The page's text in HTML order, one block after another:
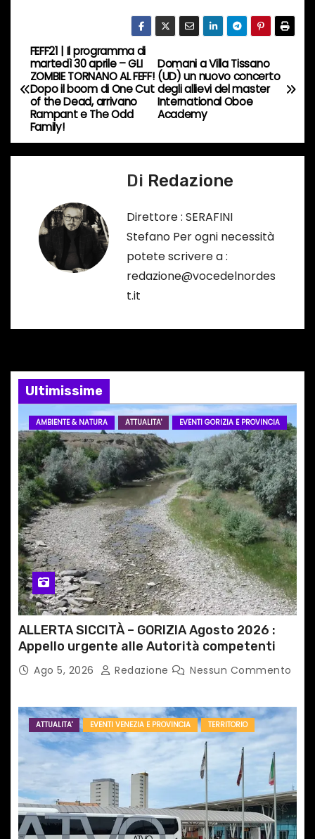
o
r
s
o
…
N
a
v
i
n
a
t
i
c
o
l
i
Domani a Villa Tissano
(UD) un nuovo concerto
degli allievi del master
International Oboe
Academy
FEFF21 | Il programma di
martedì 30 aprile – GLI
ZOMBIE TORNANO AL FEFF!
Dopo il boom di One Cut
of the Dead, arrivano
Rampant e The Odd
Family!
Di Redazione
Direttore : SERAFINI
Stefano Per ogni necessità
potete scrivere a :
redazione@vocedelnordes
t.it
Ultimissime
AMBIENTE & NATURA ATTUALITA' EVENTI GORIZIA E PROVINCIA
ALLERTA SICCITÀ – GORIZIA Agosto 2026 :
Appello urgente alle Autorità competenti
Ago 5, 2026 Redazione Nessun Commento
ATTUALITA' EVENTI VENEZIA E PROVINCIA TERRITORIO